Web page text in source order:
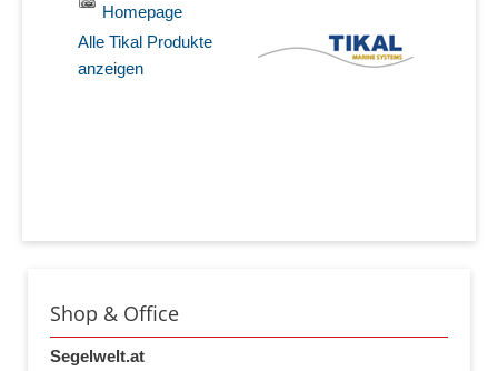
Homepage
Alle Tikal Produkte
anzeigen
Shop & Office
Segelwelt.at